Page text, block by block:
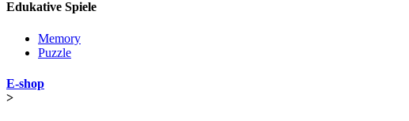
Edukative Spiele
Memory
Puzzle
E-shop
>